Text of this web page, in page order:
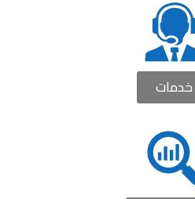
خدمات